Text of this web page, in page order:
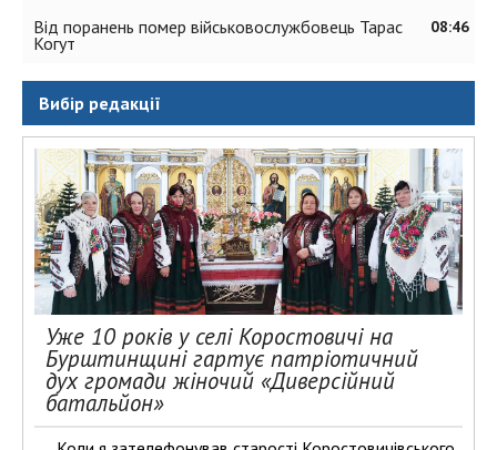
08:46
Від поранень помер військовослужбовець Тарас
Когут
Вибір редакції
Уже 10 років у селі Коростовичі на
Бурштинщині гартує патріотичний
дух громади жіночий «Диверсійний
батальйон»